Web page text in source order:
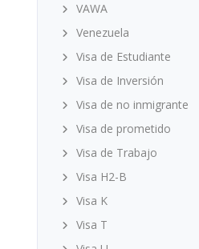
VAWA
Venezuela
Visa de Estudiante
Visa de Inversión
Visa de no inmigrante
Visa de prometido
Visa de Trabajo
Visa H2-B
Visa K
Visa T